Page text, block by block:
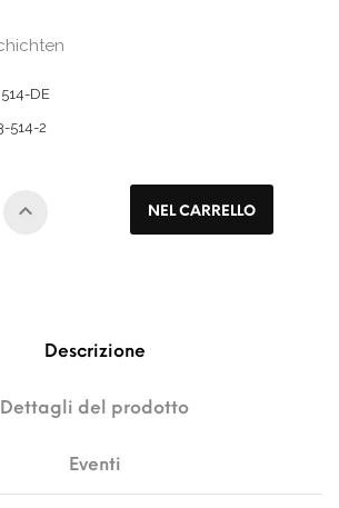
514-DE
514-2
NEL CARRELLO
Descrizione
Dettagli del prodotto
Eventi